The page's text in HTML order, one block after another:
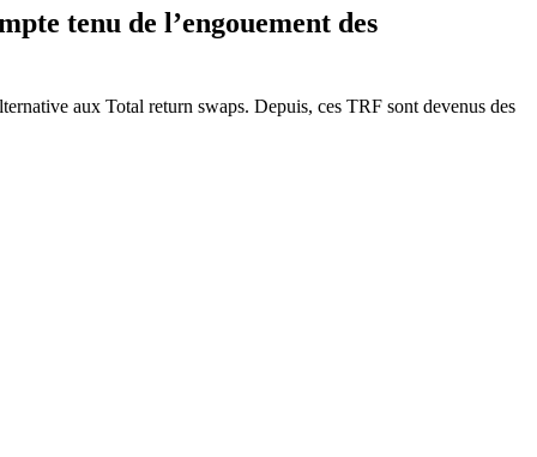
tenu de l’engouement des
aux Total return swaps. Depuis, ces TRF sont devenus des